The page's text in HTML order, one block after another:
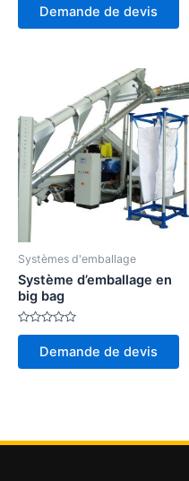
5
Demande de devis
Systèmes d'emballage
Système d’emballage en
big bag
Note
5
Demande de devis